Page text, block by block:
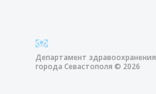
Департамент здравоохранения
города Севастополя © 2026